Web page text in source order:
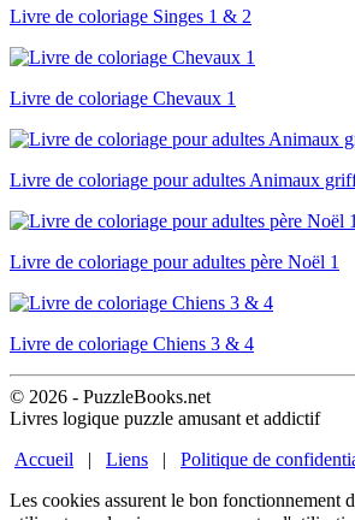
Livre de coloriage Singes 1 & 2
Livre de coloriage Chevaux 1
Livre de coloriage pour adultes Animaux
Livre de coloriage pour adultes père Noël 1
Livre de coloriage Chiens 3 & 4
© 2026 - PuzzleBooks.net
Livres logique puzzle amusant et addictif
Accueil | Liens | Politique de
Les cookies assurent le bon fonctionnement